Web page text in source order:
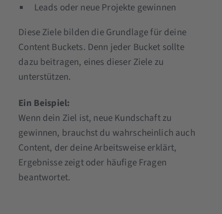
Leads oder neue Projekte gewinnen
Diese Ziele bilden die Grundlage für deine
Content Buckets. Denn jeder Bucket sollte
dazu beitragen, eines dieser Ziele zu
unterstützen.
Ein Beispiel:
Wenn dein Ziel ist, neue Kundschaft zu
gewinnen, brauchst du wahrscheinlich auch
Content, der deine Arbeitsweise erklärt,
Ergebnisse zeigt oder häufige Fragen
beantwortet.